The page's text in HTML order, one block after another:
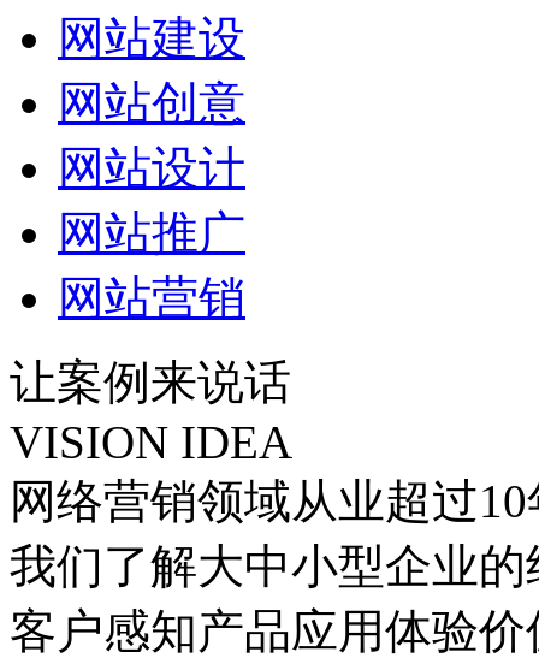
网站建设
网站创意
网站设计
网站推广
网站营销
让案例来说话
VISION IDEA
网络营销领域从业超过
我们了解大中小型企业
客户感知产品应用体验